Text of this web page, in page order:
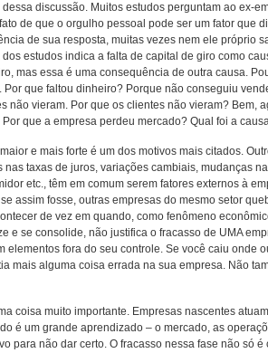
discussão. Muitos estudos perguntam ao ex-
de que o orgulho pessoal pode ser um fator que
de sua resposta, muitas vezes nem ele próprio
estudos indica a falta de capital de giro como
mas essa é uma consequência de outra causa.
que faltou dinheiro? Porque não conseguiu
não vieram. Por que os clientes não vieram? Bem,
que a empresa perdeu mercado? Qual foi a
e mais forte é um dos motivos mais citados.
nas taxas de juros, variações cambiais, mudanças
etc., têm em comum serem fatores externos à
assim fosse, outras empresas do mesmo setor
de vez em quando, como fenômeno
e se consolide, não justifica o fracasso de UMA
elementos fora do seu controle. Se você caiu onde
mais alguma coisa errada na sua empresa. Não
coisa muito importante. Empresas nascentes
é um grande aprendizado – o mercado, as
para não dar certo. O fracasso nessa fase não só é